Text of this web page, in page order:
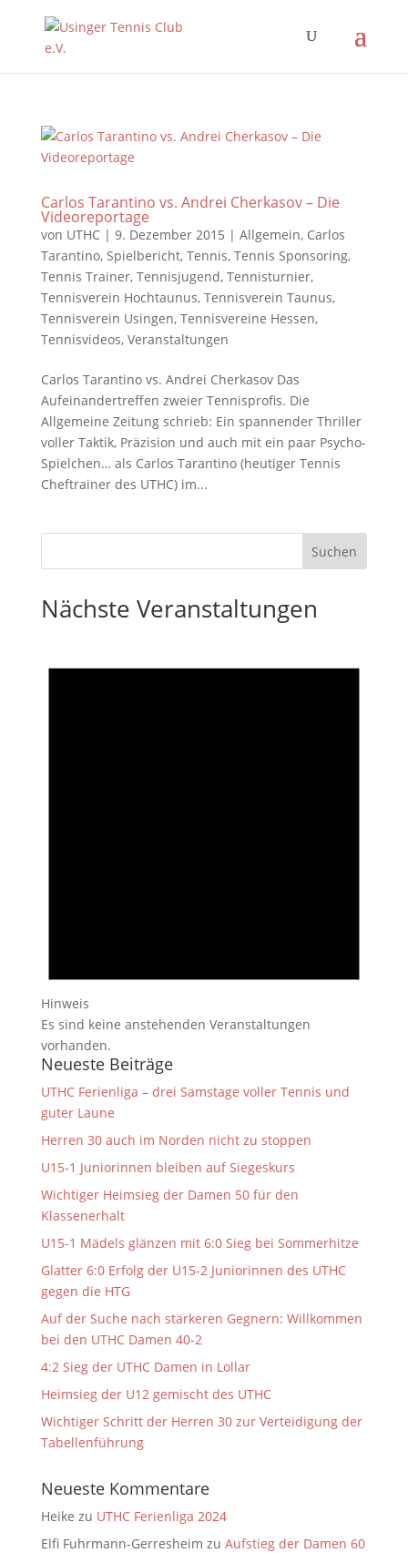
Carlos Tarantino vs. Andrei Cherkasov – Die
Videoreportage
von UTHC| 9. Dezember 2015 | Allgemein, Carlos
Tarantino, Spielbericht, Tennis, Tennis Sponsoring,
Tennis Trainer, Tennisjugend, Tennisturnier,
Tennisverein Hochtaunus, Tennisverein Taunus,
Tennisverein Usingen, Tennisvereine Hessen,
Tennisvideos, Veranstaltungen
Carlos Tarantino vs. Andrei Cherkasov Das
Aufeinandertreffen zweier Tennisprofis. Die
Allgemeine Zeitung schrieb: Ein spannender Thriller
voller Taktik, Präzision und auch mit ein paar Psycho-
Spielchen… als Carlos Tarantino (heutiger Tennis
Cheftrainer des UTHC) im...
Nächste Veranstaltungen
Hinweis
Es sind keine anstehenden Veranstaltungen
vorhanden.
Neueste Beiträge
UTHC Ferienliga – drei Samstage voller Tennis und
guter Laune
Herren 30 auch im Norden nicht zu stoppen
U15-1 Juniorinnen bleiben auf Siegeskurs
Wichtiger Heimsieg der Damen 50 für den
Klassenerhalt
U15-1 Mädels glänzen mit 6:0 Sieg bei Sommerhitze
Glatter 6:0 Erfolg der U15-2 Juniorinnen des UTHC
gegen die HTG
Auf der Suche nach stärkeren Gegnern: Willkommen
bei den UTHC Damen 40-2
4:2 Sieg der UTHC Damen in Lollar
Heimsieg der U12 gemischt des UTHC
Wichtiger Schritt der Herren 30 zur Verteidigung der
Tabellenführung
Neueste Kommentare
Heike zu UTHC Ferienliga 2024
Elfi Fuhrmann-Gerresheim zu Aufstieg der Damen 60